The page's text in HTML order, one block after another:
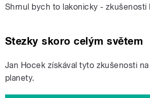
Shrnul bych to lakonicky - zkušenosti
Stezky skoro celým světem
Jan Hocek získával tyto zkušenosti
planety.